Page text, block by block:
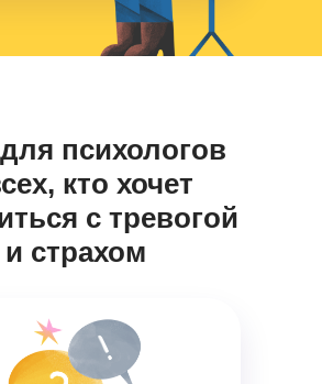
психологов
кто хочет
с тревогой
и страхом